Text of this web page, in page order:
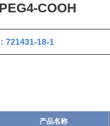
COOH
18-1
产品名称